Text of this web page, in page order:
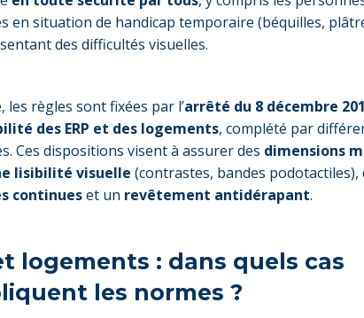
en situation de handicap temporaire (béquilles,
des difficultés visuelles.
les règles sont fixées par l’arrêté du 8 décembre
des ERP et des logements, complété par
Ces dispositions visent à assurer des dimensions
lisibilité visuelle (contrastes, bandes podotactiles),
continueset un revêtement antidérapant.
logements : dans quels cas
les normes ?